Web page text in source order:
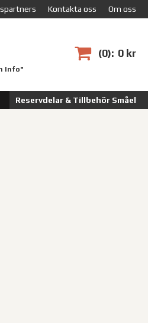
Kontakta oss Om oss
0 0 kr
Info"
Reservdelar & Tillbehör Småel